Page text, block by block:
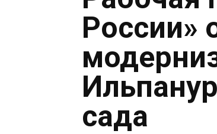
России»
сада